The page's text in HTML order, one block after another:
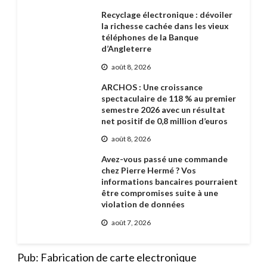
Recyclage électronique : dévoiler
la richesse cachée dans les vieux
téléphones de la Banque
d’Angleterre
août 8, 2026
ARCHOS : Une croissance
spectaculaire de 118 % au premier
semestre 2026 avec un résultat
net positif de 0,8 million d’euros
août 8, 2026
Avez-vous passé une commande
chez Pierre Hermé ? Vos
informations bancaires pourraient
être compromises suite à une
violation de données
août 7, 2026
Pub: Fabrication de carte electronique